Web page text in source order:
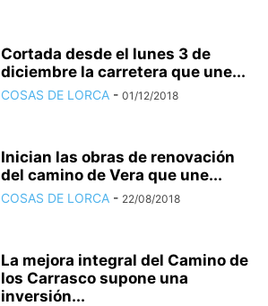
Cortada desde el lunes 3 de
diciembre la carretera que une...
COSAS DE LORCA - 01/12/2018
Inician las obras de renovación
del camino de Vera que une...
COSAS DE LORCA - 22/08/2018
La mejora integral del Camino de
los Carrasco supone una
inversión...